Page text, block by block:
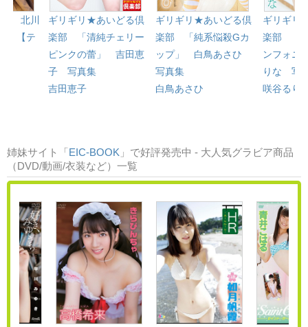
北川
】【テ
ギリギリ★あいどる倶
楽部 「清純チェリー
ピンクの蕾」 吉田恵
子 写真集
吉田恵子
ギリギリ★あいどる倶
楽部 「純系悩殺Gカ
ップ」 白鳥あさひ
写真集
白鳥あさひ
ギリギリ
楽部 「
ンフォニ
りな 写
咲谷るり
姉妹サイト「EIC-BOOK 」で好評発売中 - 大人気グラビア商品
（DVD/動画/衣装など）一覧